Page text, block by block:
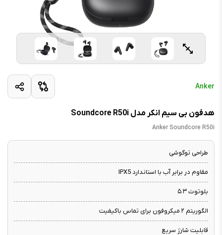
Anker
هدفون بی سیم انکر مدل Soundcore R50i
Anker Soundcore R50i
طراحی توگوشی
مقاوم در برابر آب با استاندارد IPX5
بلوتوث ۵.۳
الگوریتم ۲ میکروفون برای تماس باکیفیت
قابلیت شارژ سریع